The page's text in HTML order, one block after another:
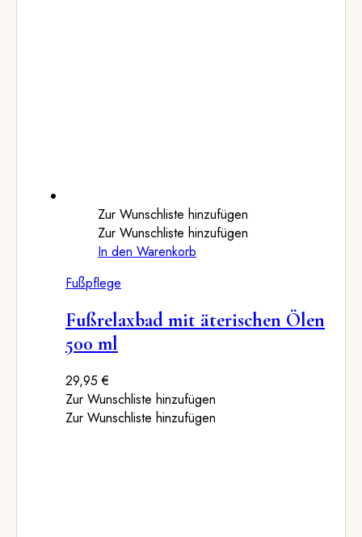
Zur Wunschliste hinzufügen
Zur Wunschliste hinzufügen
In den Warenkorb
Fußpflege
Fußrelaxbad mit äterischen Ölen
500 ml
29,95€
Zur Wunschliste hinzufügen
Zur Wunschliste hinzufügen